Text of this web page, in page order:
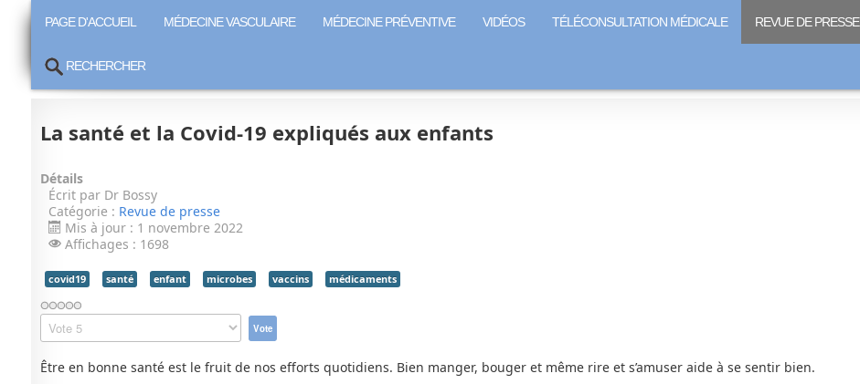
PAGE D'ACCUEIL MÉDECINE VASCULAIRE MÉDECINE PRÉVENTIVE VIDÉOS TÉLÉCONSULTATION MÉDICALE REVUE DE PRESSE
RECHERCHER
La santé et la Covid-19 expliqués aux enfants
Détails
Écrit par Dr Bossy
Catégorie : Revue de presse
Mis à jour : 1 novembre 2022
Affichages : 1698
covid19 santé enfant microbes vaccins médicaments
Veuillez
voter
Être en bonne santé est lefruit de nos efforts quotidiens. Bien manger, bouger et même rire et s’amuser aide à se sentir bien.